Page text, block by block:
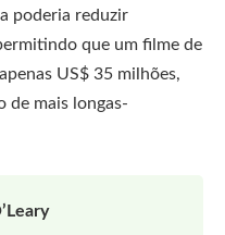
poderia reduzir
que um filme de
US$ 35 milhões,
de mais longas-